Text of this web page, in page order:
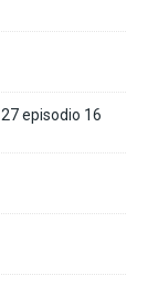
episodio 16